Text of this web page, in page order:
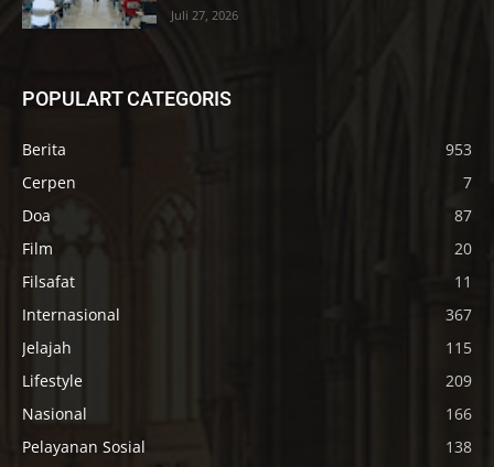
Juli 27, 2026
POPULART CATEGORIS
Berita
953
Cerpen
7
Doa
87
Film
20
Filsafat
11
Internasional
367
Jelajah
115
Lifestyle
209
Nasional
166
Pelayanan Sosial
138